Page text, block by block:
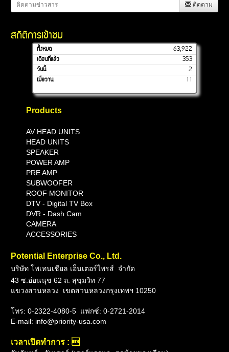
ติดตาม
สถิติการเข้าชม
ทั้งหมด
63,922
เดือนที่แล้ว
353
วันนี้
2
เมื่อวาน
11
Products
AV HEAD UNITS
HEAD UNITS
SPEAKER
POWER AMP
PRE AMP
SUBWOOFER
ROOF MONITOR
DTV - Digital TV Box
DVR - Dash Cam
CAMERA
ACCESSORIES
Potential Enterprise Co., Ltd.
บริษัท โพเทนเชียล เอ็นเตอร์ไพรส์ จำกัด
43 ซ.อ่อนนุช 62 ถ. สุขุมวิท 77
แขวงสวนหลวง เขตสวนหลวงกรุงเทพฯ 10250
โทร: 0-2322-4080-5 แฟกซ์: 0-2721-2014
E-mail: info@priority-usa.com
เวลาเปิดทำการ : 